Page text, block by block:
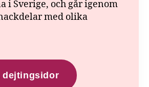
i Sverige, och går igenom
med olika
dejtingsidor